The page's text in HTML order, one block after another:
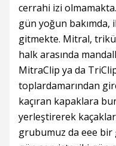
cerrahi izi
gün yoğun bakımda,
gitmekte. Mitral,
halk arasında
MitraClip ya da
toplardamarından
kaçıran kapaklara
yerleştirerek
grubumuz da eee bir